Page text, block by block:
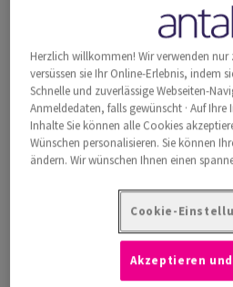
#601250
Staffelrabatt
pro
−
Conqueror Wove diamond white
Herzlich willkommen! Wir verwenden nur
versüssen sie Ihr Online-Erlebnis, indem
Schnelle und zuverlässige Webseiten-
Anmeldedaten, falls gewünscht · Auf Ihre
Inhalte Sie können alle Cookies
Wünschen personalisieren. Sie können
ändern. Wir wünschen Ihnen einen
Cookie-
Akzeptieren